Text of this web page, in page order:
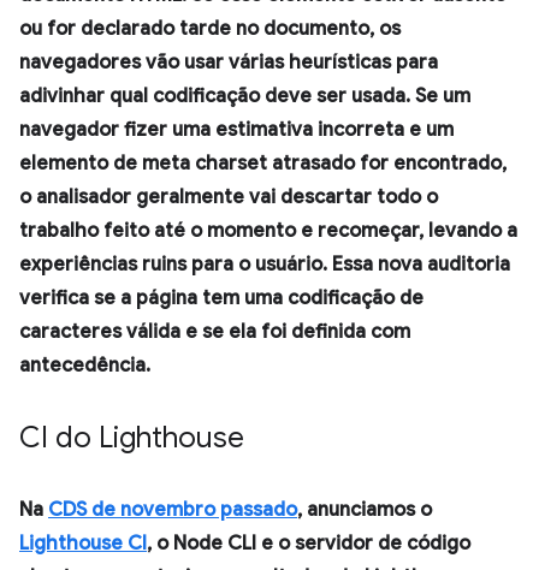
ou for declarado tarde no documento, os
navegadores vão usar várias heurísticas para
adivinhar qual codificação deve ser usada. Se um
navegador fizer uma estimativa incorreta e um
elemento de meta charset atrasado for encontrado,
o analisador geralmente vai descartar todo o
trabalho feito até o momento e recomeçar, levando a
experiências ruins para o usuário. Essa nova auditoria
verifica se a página tem uma codificação de
caracteres válida e se ela foi definida com
antecedência.
CI do Lighthouse
Na CDS de novembro passado, anunciamos o
Lighthouse CI, o Node CLI e o servidor de código